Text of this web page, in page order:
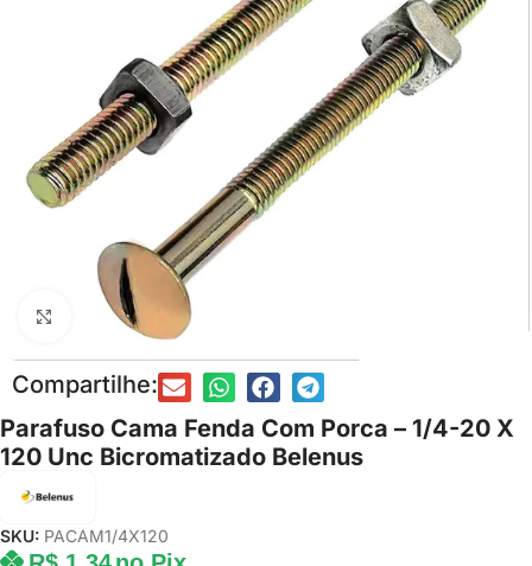
Clique para ampliar
Compartilhe:
Parafuso Cama Fenda Com Porca – 1/4-20 X
120 Unc Bicromatizado Belenus
SKU: PACAM1/4X120